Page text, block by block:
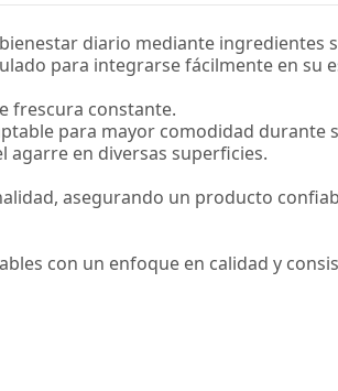
diario mediante ingredientes
para integrarse fácilmente en su
frescura constante.
para mayor comodidad durante
agarre en diversas superficies.
asegurando un producto
con un enfoque en calidad y